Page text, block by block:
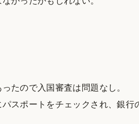
たので入国審査は問題なし。
スポートをチェックされ、銀行